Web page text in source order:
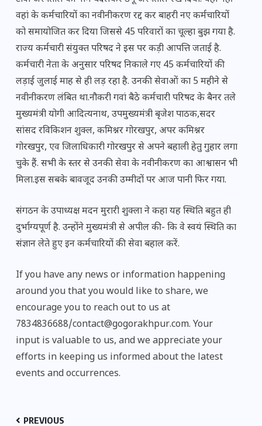
वहां के कर्मचारियों का नवीनीकरण रद्द कर बाहरी नए कर्मचारियों
को समायोजित कर दिया जिससे 45 परिवारों का चूल्हा बुझ गया है.
राज्य कर्मचारी संयुक्त परिषद ने इस पर कड़ी आपत्ति जताई है.
कर्मचारी नेता के अनुसार परिषद निकाले गए 45 कर्मचारियों की
लड़ाई जुलाई माह से ही लड़ रहा है. उनकी सेवाओं का 5 महीने से
नवीनीकरण लंबित था.नौकरी गवां बैठे कर्मचारी परिषद के बैनर तले
मुख्यमंत्री योगी आदित्यनाथ, उपमुख्यमंत्री बृजेश पाठक,सदर
सांसद रविकिशन शुक्ल, कमिश्नर गोरखपुर, अपर कमिश्नर
गोरखपुर, एव जिलाधिकारी गोरखपुर से अपने बहाली हेतु गुहार लगा
चुके हैं. सभी के स्तर से उनकी सेवा के नवीनीकरण का आश्वासन भी
मिला.इस सबके बावजूद उनकी उम्मीदों पर आज पानी फिर गया.
संगठन के उपाध्यक्ष मदन मुरारी शुक्ला ने कहा यह स्थिति बहुत ही
दुर्भाग्यपूर्ण है. उन्होंने मुख्यमंत्री से अपील की- कि वे स्वयं स्थिति का
संज्ञान लेते हुए इन कर्मचारियों की सेवा बहाल करें.
If you have any news or information happening
around you that you would like to share, we
encourage you to reach out to us at
7834836688/contact@gogorakhpur.com. Your
input is valuable to us, and we appreciate your
efforts in keeping us informed about the latest
events and occurrences.
PREVIOUS